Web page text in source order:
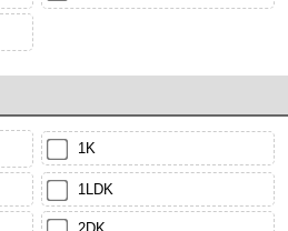
1K
1LDK